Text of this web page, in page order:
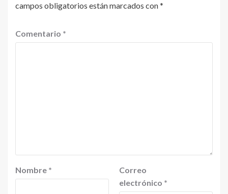
campos obligatorios están marcados con*
Comentario *
Nombre *
Correo
electrónico *